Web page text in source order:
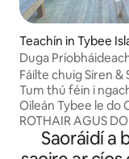
Teachín in Tybee
Duga
Cadhcanna &
Fáilte chuig Siren
Tum thú féin i
Oileán Tybee le do
ROTHAIR AGUS
IN AISCE duit féin. Tabhair aire duit féin
leis an saoire
Saoráidí a